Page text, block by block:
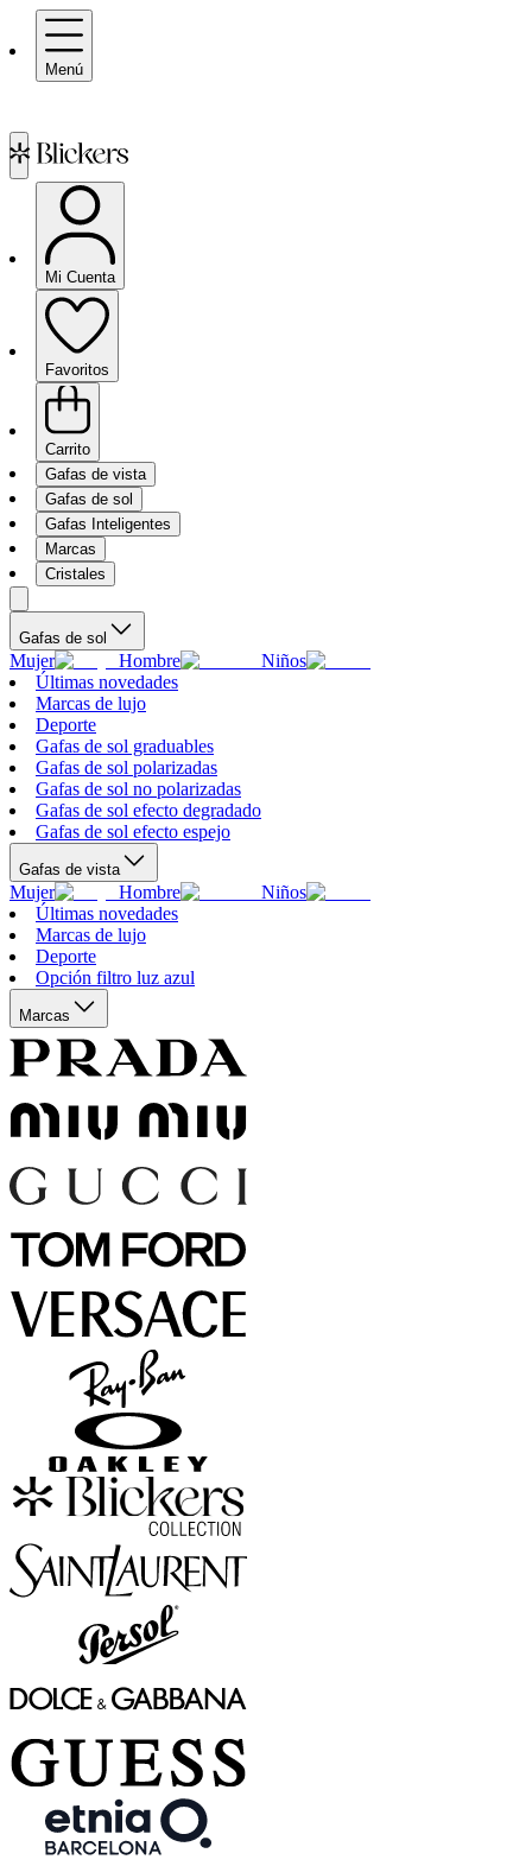
Menú
Mi Cuenta
Favoritos
Carrito
Gafas de vista
Gafas de sol
Gafas Inteligentes
Marcas
Cristales
Gafas de sol
Mujer Hombre
Niños
Últimas novedades
Marcas de lujo
Deporte
Gafas de sol graduables
Gafas de sol polarizadas
Gafas de sol no polarizadas
Gafas de sol efecto degradado
Gafas de sol efecto espejo
Gafas de vista
Mujer Hombre
Niños
Últimas novedades
Marcas de lujo
Deporte
Opción filtro luz azul
Marcas